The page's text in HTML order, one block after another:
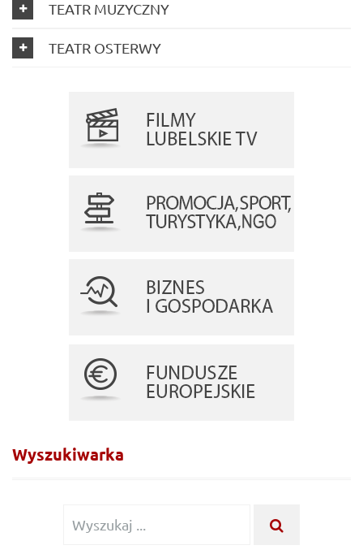
TEATR MUZYCZNY
TEATR OSTERWY
Wyszukiwarka
Wyszukiwanie